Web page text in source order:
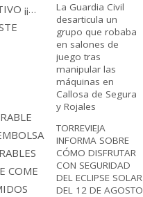
¡¡…
COME
La Guardia Civil
desarticula un
grupo que robaba
en salones de
juego tras
manipular las
máquinas en
Callosa de Segura
y Rojales
TORREVIEJA
INFORMA SOBRE
CÓMO DISFRUTAR
CON SEGURIDAD
DEL ECLIPSE SOLAR
DEL 12 DE AGOSTO